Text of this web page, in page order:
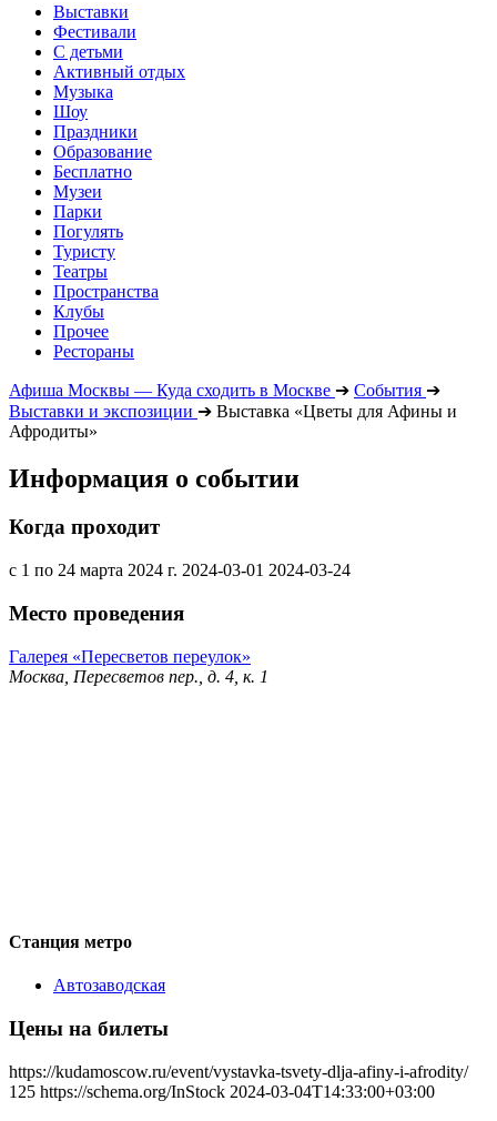
Выставки
Фестивали
С детьми
Активный отдых
Музыка
Шоу
Праздники
Образование
Бесплатно
Музеи
Парки
Погулять
Туристу
Театры
Пространства
Клубы
Прочее
Рестораны
Афиша Москвы — Куда сходить в Москве ➔ События ➔
Выставки и экспозиции ➔ Выставка «Цветы для Афины и
Афродиты»
Информация о событии
Когда проходит
с 1 по 24 марта 2024 г. 2024-03-01 2024-03-24
Место проведения
Галерея «Пересветов переулок»
Москва, Пересветов пер., д. 4, к. 1
Станция метро
Автозаводская
Цены на билеты
https://kudamoscow.ru/event/vystavka-tsvety-dlja-afiny-i-afrodity/
125 https://schema.org/InStock 2024-03-04T14:33:00+03:00